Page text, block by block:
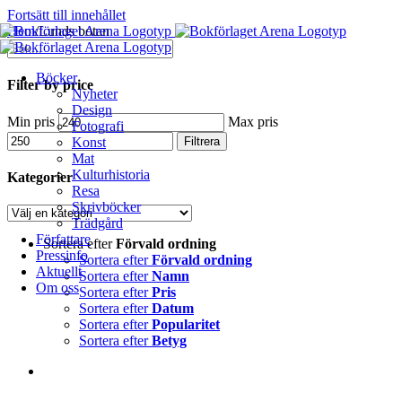
Fortsätt till innehållet
Böcker
Nyheter
Design
Fotografi
Konst
Mat
Kulturhistoria
Resa
Skrivböcker
Trädgård
Författare
Pressinfo
Aktuellt
Om oss
Hem/Lunds botan
Filter by price
Min pris Max pris
Filtrera
Kategorier
Sortera efterFörvald ordning
Sortera efterFörvald ordning
Sortera efterNamn
Sortera efterPris
Sortera efterDatum
Sortera efterPopularitet
Sortera efterBetyg